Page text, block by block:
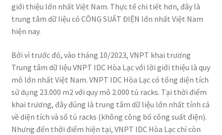
giới thiệu lớn nhất Việt Nam. Thực tế chi tiết hơn, đây là
trung tâm dữ liệu có CÔNG SUẤT ĐIỆN lớn nhất Việt Nam
hiện nay.
Bởi vì trước đó, vào tháng 10/2023, VNPT khai trương
Trung tâm dữ liệu VNPT IDC Hòa Lạc với lời giới thiệu là quy
mô lớn nhất Việt Nam. VNPT IDC Hòa Lạc có tổng diện tích
sử dụng 23.000 m2 với quy mô 2.000 tủ racks. Tại thời điểm
khai trương, đây đúng là trung tâm dữ liệu lớn nhất tính cả
về diện tích và số tủ racks (không công bố công suất điện).
Nhưng đến thời điểm hiện tại, VNPT IDC Hòa Lạc chỉ còn